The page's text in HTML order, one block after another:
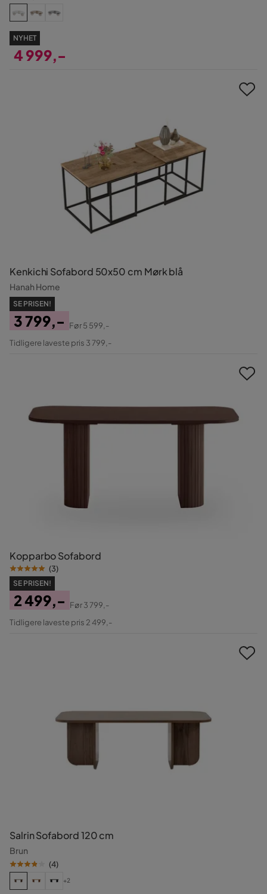
NYHET
4 999,-
Kenkichi Sofabord 50x50 cm Mørk blå
Hanah Home
SE PRISEN!
Pris
3 799,-
Original
Før5 599,-
Tidligere laveste pris 3 799,-
Kopparbo Sofabord
(3)
SE PRISEN!
Pris
2 499,-
Original
Før3 799,-
Tidligere laveste pris 2 499,-
Salrin Sofabord 120 cm
Brun
(4)
+2